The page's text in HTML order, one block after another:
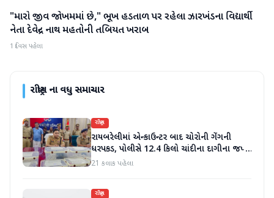
રાષ્ટ્રીય
"મારો જીવ જોખમમાં છે," ભૂખ હડતાળ પર રહેલા ઝારખંડના વિદ્યાર્થી
નેતા દેવેન્દ્ર નાથ મહતોની તબિયત ખરાબ
1 દિવસ પહેલા
રાષ્ટ્રીયના વધુ સમાચાર
રાષ્ટ્રીય
રાયબરેલીમાં એન્કાઉન્ટર બાદ ચોરોની ગેંગની
ધરપકડ, પોલીસે 12.4 કિલો ચાંદીના દાગીના જપ્ત
કર્યા
21 કલાક પહેલા
રાષ્ટ્રીય